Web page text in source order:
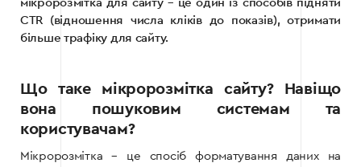
мікророзмітка для сайту – це один із способів підняти
CTR (відношення числа кліків до показів), отримати
більше трафіку для сайту.
Що таке мікророзмітка сайту? Навіщо
вона пошуковим системам та
користувачам?
Мікророзмітка – це спосіб форматування даних на